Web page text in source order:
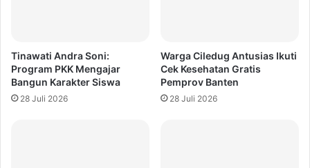
Tinawati Andra Soni:
Program PKK Mengajar
Bangun Karakter Siswa
28 Juli 2026
Warga Ciledug Antusias Ikuti
Cek Kesehatan Gratis
Pemprov Banten
28 Juli 2026